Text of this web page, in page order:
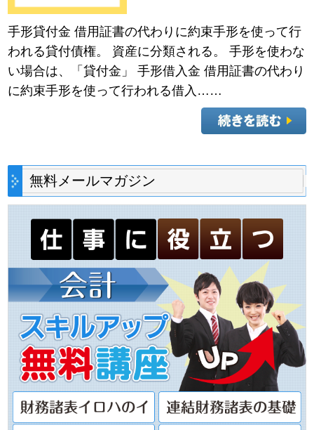
手形貸付金 借用証書の代わりに約束手形を使って行
われる貸付債権。 資産に分類される。 手形を使わな
い場合は、「貸付金」 手形借入金 借用証書の代わり
に約束手形を使って行われる借入……
無料メールマガジン